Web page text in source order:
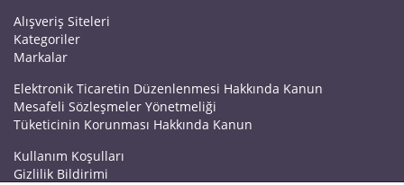
Alışveriş Siteleri
Kategoriler
Markalar
Elektronik Ticaretin Düzenlenmesi Hakkında Kanun
Mesafeli Sözleşmeler Yönetmeliği
Tüketicinin Korunması Hakkında Kanun
Kullanım Koşulları
Gizlilik Bildirimi